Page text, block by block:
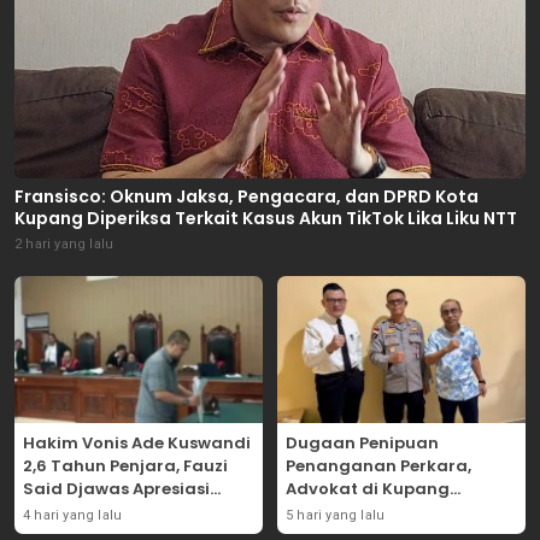
Fransisco: Oknum Jaksa, Pengacara, dan DPRD Kota
Kupang Diperiksa Terkait Kasus Akun TikTok Lika Liku NTT
2 hari yang lalu
Hakim Vonis Ade Kuswandi
2,6 Tahun Penjara, Fauzi
Said Djawas Apresiasi
Putusan
4 hari yang lalu
Dugaan Penipuan
Penanganan Perkara,
Advokat di Kupang
Dilaporkan ke Polda NTT
5 hari yang lalu